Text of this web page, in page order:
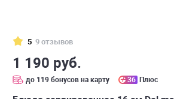
5 9 отзывов
1 190 руб.
до 119 бонусов на карту 36 Плюс